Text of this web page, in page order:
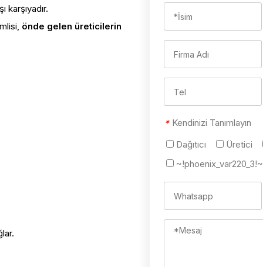
karşıyadır.
önde gelen üreticilerin
* Kendinizi Tanımlayın
Dağıtıcı
Üretici
~!phoenix_var220_3!~